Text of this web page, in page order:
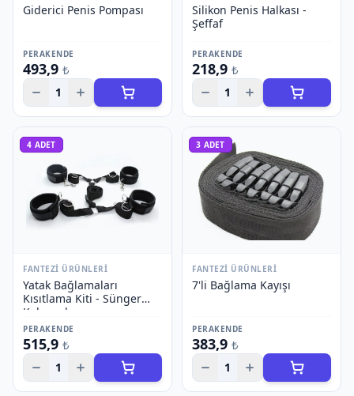
Giderici Penis Pompası
PERAKENDE
493,9 ₺
1
Silikon Penis Halkası -
Şeffaf
PERAKENDE
218,9 ₺
1
4 ADET
FANTEZI ÜRÜNLERI
Yatak Bağlamaları
Kısıtlama Kiti - Sünger
Kelepçeler
PERAKENDE
515,9 ₺
1
3 ADET
FANTEZI ÜRÜNLERI
7'li Bağlama Kayışı
PERAKENDE
383,9 ₺
1